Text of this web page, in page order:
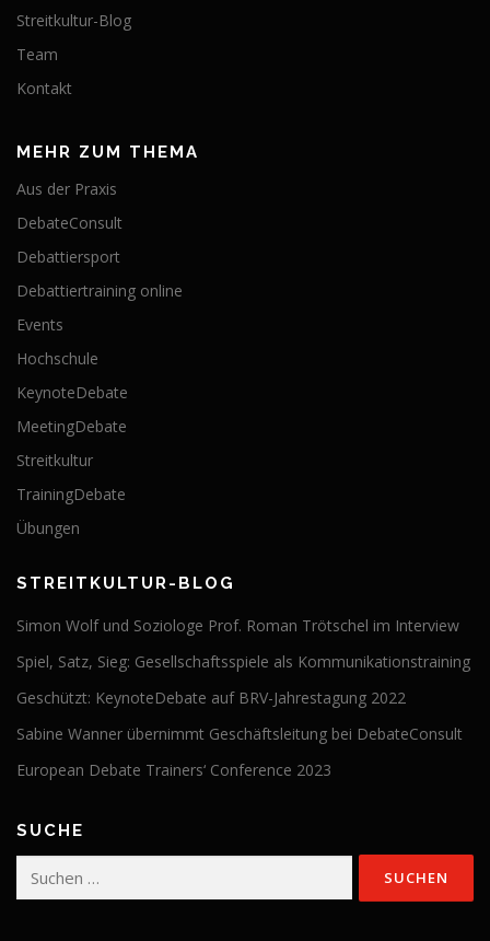
Streitkultur-Blog
Team
Kontakt
MEHR ZUM THEMA
Aus der Praxis
DebateConsult
Debattiersport
Debattiertraining online
Events
Hochschule
KeynoteDebate
MeetingDebate
Streitkultur
TrainingDebate
Übungen
STREITKULTUR-BLOG
Simon Wolf und Soziologe Prof. Roman Trötschel im Interview
Spiel, Satz, Sieg: Gesellschaftsspiele als Kommunikationstraining
Geschützt: KeynoteDebate auf BRV-Jahrestagung 2022
Sabine Wanner übernimmt Geschäftsleitung bei DebateConsult
European Debate Trainers‘ Conference 2023
SUCHE
Suchen